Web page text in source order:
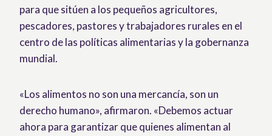
para que sitúen a los pequeños agricultores,
pescadores, pastores y trabajadores rurales en el
centro de las políticas alimentarias y la gobernanza
mundial.
«Los alimentos no son una mercancía, son un
derecho humano», afirmaron. «Debemos actuar
ahora para garantizar que quienes alimentan al